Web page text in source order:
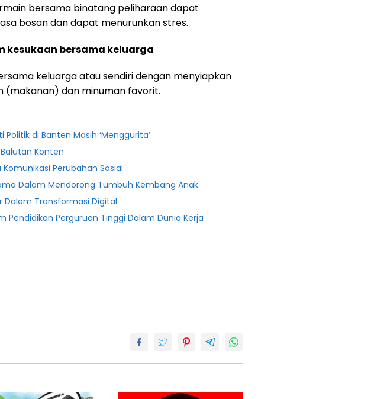
bersama binatang peliharaan dapat
bosan dan dapat menurunkan stres.
kesukaan bersama keluarga
keluarga atau sendiri dengan menyiapkan
(makanan) dan minuman favorit.
Politik di Banten Masih ‘Menggurita’
Konten
Perubahan Sosial
Dalam Mendorong Tumbuh Kembang Anak
Dalam Transformasi Digital
Pendidikan Perguruan Tinggi Dalam Dunia Kerja